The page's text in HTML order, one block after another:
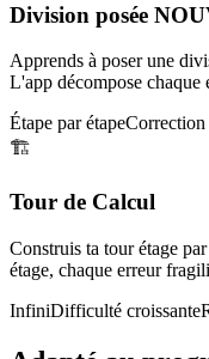
Division posée
Apprends à poser une
L'app décompose chaque
Étape par étapeCorrection
🏗️
Tour de Calcul
Construis ta tour étage
étage, chaque erreur
InfiniDifficulté croissante